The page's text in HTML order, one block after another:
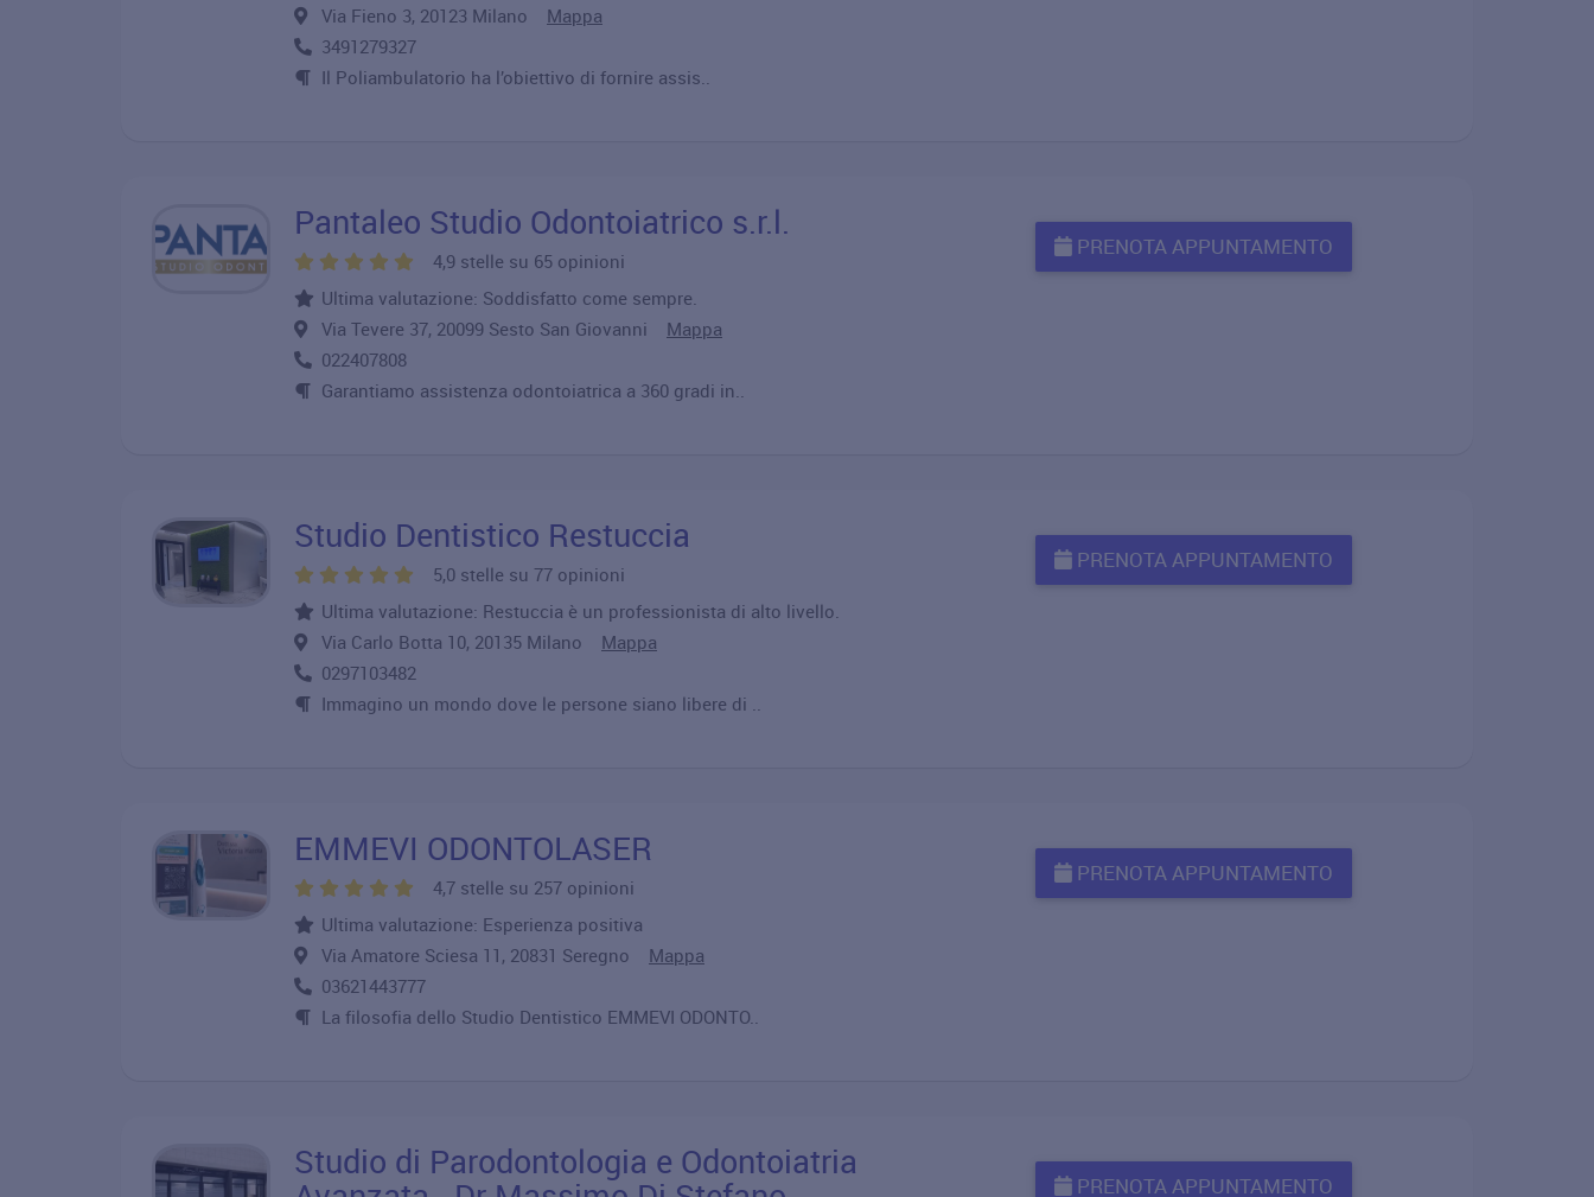
Via Fieno 3, 20123 Milano Mappa
3491279327
Il Poliambulatorio ha l’obiettivo di fornire assis..
Pantaleo Studio Odontoiatrico s.r.l.
4,9 stelle su 65 opinioni
Ultima valutazione: Soddisfatto come sempre.
Via Tevere 37, 20099 Sesto San Giovanni Mappa
022407808
Garantiamo assistenza odontoiatrica a 360 gradi in..
PRENOTA APPUNTAMENTO
Studio Dentistico Restuccia
5,0 stelle su 77 opinioni
Ultima valutazione: Restuccia è un professionista di alto livello.
Via Carlo Botta 10, 20135 Milano Mappa
0297103482
Immagino un mondo dove le persone siano libere di ..
PRENOTA APPUNTAMENTO
EMMEVI ODONTOLASER
4,7 stelle su 257 opinioni
Ultima valutazione: Esperienza positiva
Via Amatore Sciesa 11, 20831 Seregno Mappa
03621443777
La filosofia dello Studio Dentistico EMMEVI ODONTO..
PRENOTA APPUNTAMENTO
Studio di Parodontologia e Odontoiatria
PRENOTA APPUNTAMENTO